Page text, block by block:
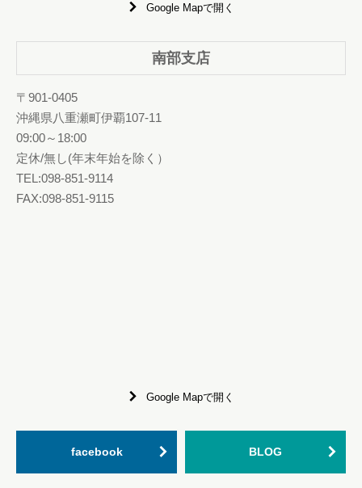
Google Mapで開く
南部支店
〒901-0405
沖縄県八重瀬町伊覇107-11
09:00～18:00
定休/無し(年末年始を除く）
TEL:098-851-9114
FAX:098-851-9115
Google Mapで開く
facebook BLOG